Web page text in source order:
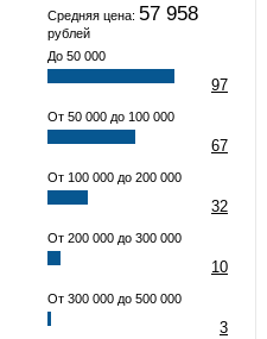
Средняя цена: 57 958
рублей
До 50 000
97
От 50 000 до 100 000
67
От 100 000 до 200 000
32
От 200 000 до 300 000
10
От 300 000 до 500 000
3